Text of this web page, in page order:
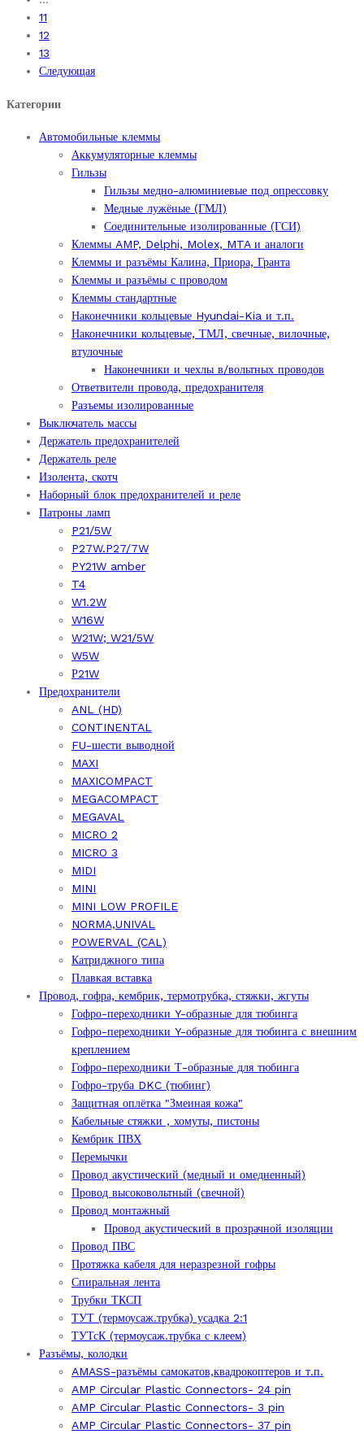
11
12
13
Следующая
Категории
Автомобильные клеммы
Аккумуляторные клеммы
Гильзы
Гильзы медно-алюминиевые под опрессовку
Медные лужёные (ГМЛ)
Соединительные изолированные (ГСИ)
Клеммы AMP, Delphi, Molex, MTA и аналоги
Клеммы и разъёмы Калина, Приора, Гранта
Клеммы и разъёмы с проводом
Клеммы стандартные
Наконечники кольцевые Hyundai-Kia и т.п.
Наконечники кольцевые, ТМЛ, свечные, вилочные,
втулочные
Наконечники и чехлы в/вольтных проводов
Ответвители провода, предохранителя
Разъемы изолированные
Выключатель массы
Держатель предохранителей
Держатель реле
Изолента, скотч
Наборный блок предохранителей и реле
Патроны ламп
P21/5W
P27W.P27/7W
PY21W amber
T4
W1.2W
W16W
W21W; W21/5W
W5W
Р21W
Предохранители
ANL (HD)
CONTINENTAL
FU-шести выводной
MAXI
MAXICOMPACT
MEGACOMPACT
MEGAVAL
MICRO 2
MICRO 3
MIDI
MINI
MINI LOW PROFILE
NORMA,UNIVAL
POWERVAL (CAL)
Катриджного типа
Плавкая вставка
Провод, гофра, кембрик, термотрубка, стяжки, жгуты
Гофро-переходники Y-образные для тюбинга
Гофро-переходники Y-образные для тюбинга с внешним
креплением
Гофро-переходники Т-образные для тюбинга
Гофро-труба DKC (тюбинг)
Защитная оплётка "Змеиная кожа"
Кабельные стяжки , хомуты, пистоны
Кембрик ПВХ
Перемычки
Провод акустический (медный и омедненный)
Провод высоковольтный (свечной)
Провод монтажный
Провод акустический в прозрачной изоляции
Провод ПВС
Протяжка кабеля для неразрезной гофры
Спиральная лента
Трубки ТКСП
ТУТ (термоусаж.трубка) усадка 2:1
ТУТсК (термоусаж.трубка с клеем)
Разъёмы, колодки
AMASS-разъёмы самокатов,квадрокоптеров и т.п.
AMP Circular Plastic Connectors- 24 pin
AMP Circular Plastic Connectors- 3 pin
AMP Circular Plastic Connectors- 37 pin